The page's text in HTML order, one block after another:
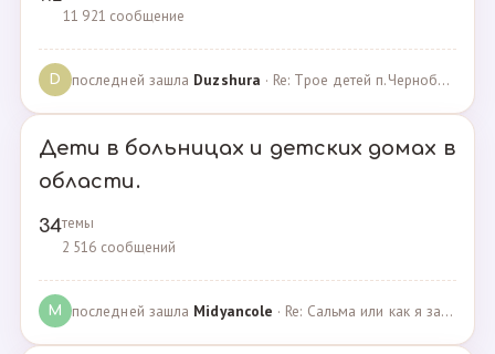
11 921 сообщение
D последней зашла Duzshura · Re: Трое детей п.Черноборский Чесменский район. · 27.06.2024
Дети в больницах и детских домах в
области.
34темы
2 516 сообщений
M последней зашла Midyancole · Re: Сальма или как я захотела помочь взросым сиротам · 16.12.2019